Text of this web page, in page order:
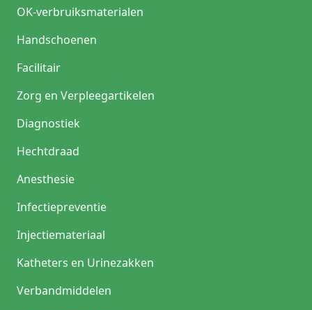
OK-verbruiksmaterialen
Handschoenen
Facilitair
Zorg en Verpleegartikelen
Diagnostiek
Hechtdraad
Anesthesie
Infectiepreventie
Injectiemateriaal
Katheters en Urinezakken
Verbandmiddelen